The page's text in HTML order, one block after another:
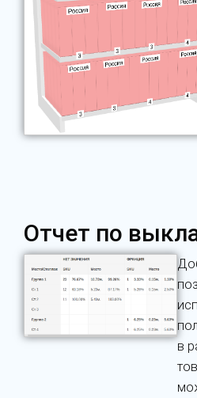
Отчет по
в